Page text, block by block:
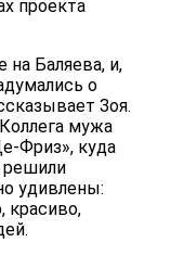
проекта
Баляева, и,
о
Зоя.
мужа
Фриз», куда
удивлены:
красиво,